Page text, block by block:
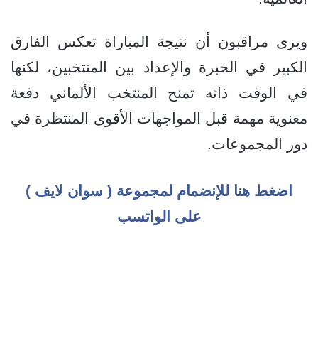
ويرى مراقبون أن نتيجة المباراة تعكس الفارق
الكبير في الخبرة والإعداد بين المنتخبين، لكنها
في الوقت ذاته تمنح المنتخب الألماني دفعة
معنوية مهمة قبل المواجهات الأقوى المنتظرة في
دور المجموعات.
اضغط هنا للإنضمام لمجموعة ( سوان لايف )
على الواتسب